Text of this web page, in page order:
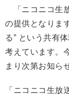
「ニコニコ生
の提供となりま
る” という共有
考えています。
まり次第お知ら
「ニコニコ生